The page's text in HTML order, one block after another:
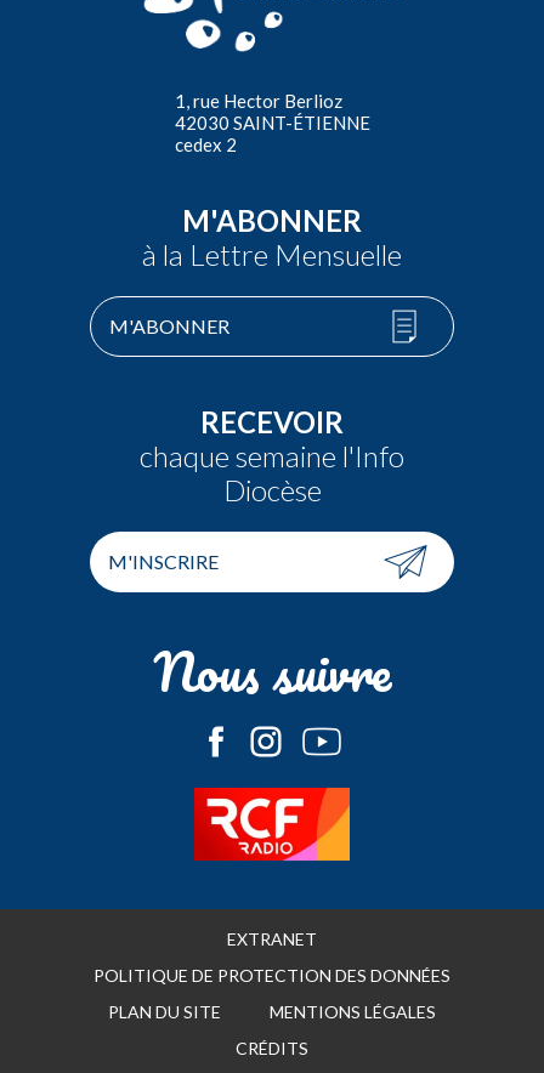
1, rue Hector Berlioz
42030 SAINT-ÉTIENNE
cedex 2
M'ABONNER
à la Lettre Mensuelle
M'ABONNER
RECEVOIR
chaque semaine l'Info
Diocèse
M'INSCRIRE
Nous suivre
EXTRANET
POLITIQUE DE PROTECTION DES DONNÉES
PLAN DU SITE
MENTIONS LÉGALES
CRÉDITS